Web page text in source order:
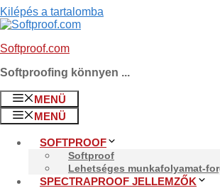
Kilépés a tartalomba
Softproof.com
Softproofing könnyen ...
MENÜ
MENÜ
SOFTPROOF
Softproof
Lehetséges munkafolyamat-
SPECTRAPROOF JELLEMZŐK
Rólunk